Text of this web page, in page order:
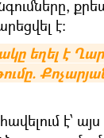
է:
եղել է
է՝